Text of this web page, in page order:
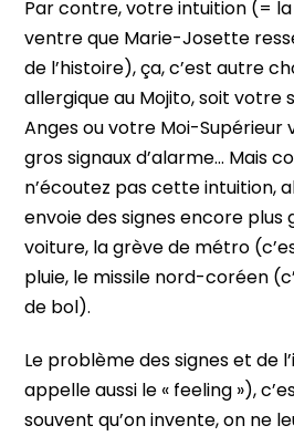
Par contre, votre intuition (=
ventre que Marie-Josette
de l’histoire), ça, c’est autre
allergique au Mojito, soit votre
Anges ou votre Moi-Supérieur
gros signaux d’alarme… Mais
n’écoutez pas cette intuition,
envoie des signes encore plus
voiture, la grève de métro
pluie, le missile nord-coréen
de bol).
Le problème des signes et de
appelle aussi le « feeling »),
souvent qu’on invente, on ne